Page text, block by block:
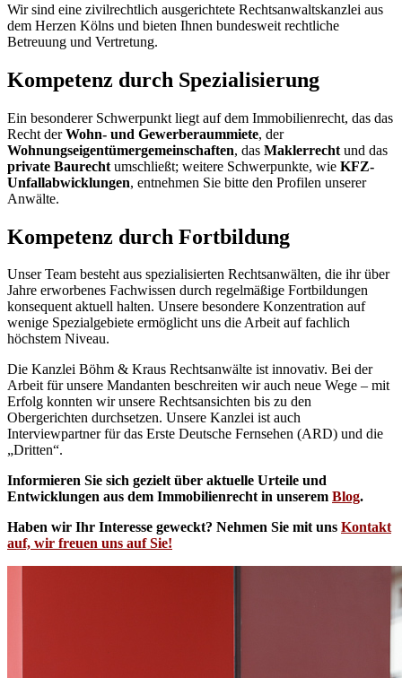
Wir sind eine zivilrechtlich ausgerichtete Rechtsanwaltskanzlei aus
dem Herzen Kölns und bieten Ihnen bundesweit rechtliche
Betreuung und Vertretung.
Kompetenz durch Spezialisierung
Ein besonderer Schwerpunkt liegt auf dem Immobilienrecht, das das
Recht derWohn- und Gewerberaummiete, der
Wohnungseigentümergemeinschaften, das Maklerrecht und das
private Baurecht umschließt; weitere Schwerpunkte, wie KFZ-
Unfallabwicklungen, entnehmen Sie bitte den Profilen unserer
Anwälte.
Kompetenz durch Fortbildung
Unser Team besteht aus spezialisierten Rechtsanwälten, die ihr über
Jahre erworbenes Fachwissen durch regelmäßige Fortbildungen
konsequent aktuell halten. Unsere besondere Konzentration auf
wenige Spezialgebiete ermöglicht uns die Arbeit auf fachlich
höchstem Niveau.
Die Kanzlei Böhm & Kraus Rechtsanwälte ist innovativ. Bei der
Arbeit für unsere Mandanten beschreiten wir auch neue Wege – mit
Erfolg konnten wir unsere Rechtsansichten bis zu den
Obergerichten durchsetzen. Unsere Kanzlei ist auch
Interviewpartner für das Erste Deutsche Fernsehen (ARD) und die
„Dritten“.
Informieren Sie sich gezielt über aktuelle Urteile und
Entwicklungen aus dem Immobilienrecht in unserem Blog.
Haben wir Ihr Interesse geweckt? Nehmen Sie mit uns Kontakt
auf, wir freuen uns auf Sie!